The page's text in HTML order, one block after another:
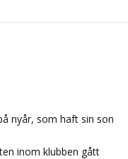
nyår, som haft sin son
inom klubben gått